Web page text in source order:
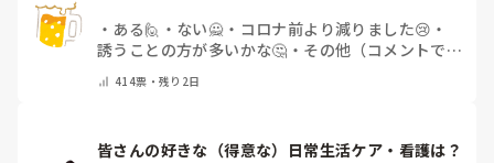
・ ある🙋 ・ ない🙅 ・ コロナ前より減りました😢 ・
誘うことの方が多いかな🤔 ・ その他（コメントで教
414票・残り2日
皆さんの好きな（得意な）日常生活ケア・看護は？